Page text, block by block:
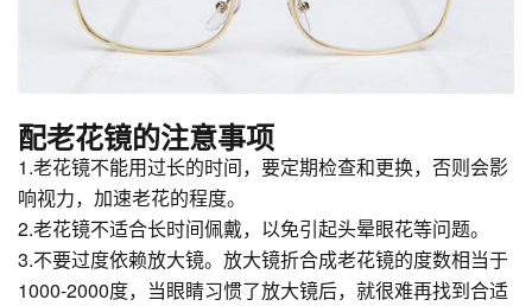
配老花镜的注意事项
1.老花镜不能用过长的时间，要定期检查和更换，否则会影
响视力，加速老花的程度。
2.老花镜不适合长时间佩戴，以免引起头晕眼花等问题。
3.不要过度依赖放大镜。放大镜折合成老花镜的度数相当于
1000-2000度，当眼睛习惯了放大镜后，就很难再找到合适